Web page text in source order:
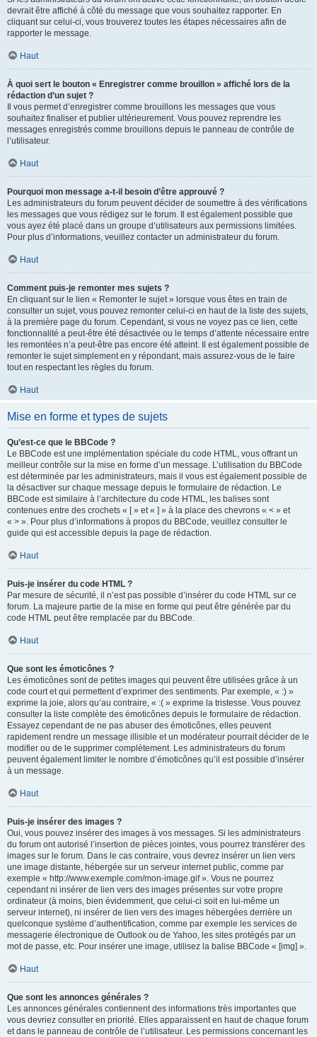
devrait être affiché à côté du message que vous souhaitez rapporter. En
cliquant sur celui-ci, vous trouverez toutes les étapes nécessaires afin de
rapporter le message.
Haut
À quoi sert le bouton « Enregistrer comme brouillon » affiché lors de la
rédaction d’un sujet ?
Il vous permet d’enregistrer comme brouillons les messages que vous
souhaitez finaliser et publier ultérieurement. Vous pouvez reprendre les
messages enregistrés comme brouillons depuis le panneau de contrôle de
l’utilisateur.
Haut
Pourquoi mon message a-t-il besoin d’être approuvé ?
Les administrateurs du forum peuvent décider de soumettre à des vérifications
les messages que vous rédigez sur le forum. Il est également possible que
vous ayez été placé dans un groupe d’utilisateurs aux permissions limitées.
Pour plus d’informations, veuillez contacter un administrateur du forum.
Haut
Comment puis-je remonter mes sujets ?
En cliquant sur le lien « Remonter le sujet » lorsque vous êtes en train de
consulter un sujet, vous pouvez remonter celui-ci en haut de la liste des sujets,
à la première page du forum. Cependant, si vous ne voyez pas ce lien, cette
fonctionnalité a peut-être été désactivée ou le temps d’attente nécessaire entre
les remontées n’a peut-être pas encore été atteint. Il est également possible de
remonter le sujet simplement en y répondant, mais assurez-vous de le faire
tout en respectant les règles du forum.
Haut
Mise en forme et types de sujets
Qu’est-ce que le BBCode ?
Le BBCode est une implémentation spéciale du code HTML, vous offrant un
meilleur contrôle sur la mise en forme d’un message. L’utilisation du BBCode
est déterminée par les administrateurs, mais il vous est également possible de
la désactiver sur chaque message depuis le formulaire de rédaction. Le
BBCode est similaire à l’architecture du code HTML, les balises sont
contenues entre des crochets « [ » et « ] » à la place des chevrons « < » et
« > ». Pour plus d’informations à propos du BBCode, veuillez consulter le
guide qui est accessible depuis la page de rédaction.
Haut
Puis-je insérer du code HTML ?
Par mesure de sécurité, il n’est pas possible d’insérer du code HTML sur ce
forum. La majeure partie de la mise en forme qui peut être générée par du
code HTML peut être remplacée par du BBCode.
Haut
Que sont les émoticônes ?
Les émoticônes sont de petites images qui peuvent être utilisées grâce à un
code court et qui permettent d’exprimer des sentiments. Par exemple, « :) »
exprime la joie, alors qu’au contraire, « :( » exprime la tristesse. Vous pouvez
consulter la liste complète des émoticônes depuis le formulaire de rédaction.
Essayez cependant de ne pas abuser des émoticônes, elles peuvent
rapidement rendre un message illisible et un modérateur pourrait décider de le
modifier ou de le supprimer complètement. Les administrateurs du forum
peuvent également limiter le nombre d’émoticônes qu’il est possible d’insérer
à un message.
Haut
Puis-je insérer des images ?
Oui, vous pouvez insérer des images à vos messages. Si les administrateurs
du forum ont autorisé l’insertion de pièces jointes, vous pourrez transférer des
images sur le forum. Dans le cas contraire, vous devrez insérer un lien vers
une image distante, hébergée sur un serveur internet public, comme par
exemple « http://www.exemple.com/mon-image.gif ». Vous ne pourrez
cependant ni insérer de lien vers des images présentes sur votre propre
ordinateur (à moins, bien évidemment, que celui-ci soit en lui-même un
serveur internet), ni insérer de lien vers des images hébergées derrière un
quelconque système d’authentification, comme par exemple les services de
messagerie électronique de Outlook ou de Yahoo, les sites protégés par un
mot de passe, etc. Pour insérer une image, utilisez la balise BBCode « [img] ».
Haut
Que sont les annonces générales ?
Les annonces générales contiennent des informations très importantes que
vous devriez consulter en priorité. Elles apparaissent en haut de chaque forum
et dans le panneau de contrôle de l’utilisateur. Les permissions concernant les